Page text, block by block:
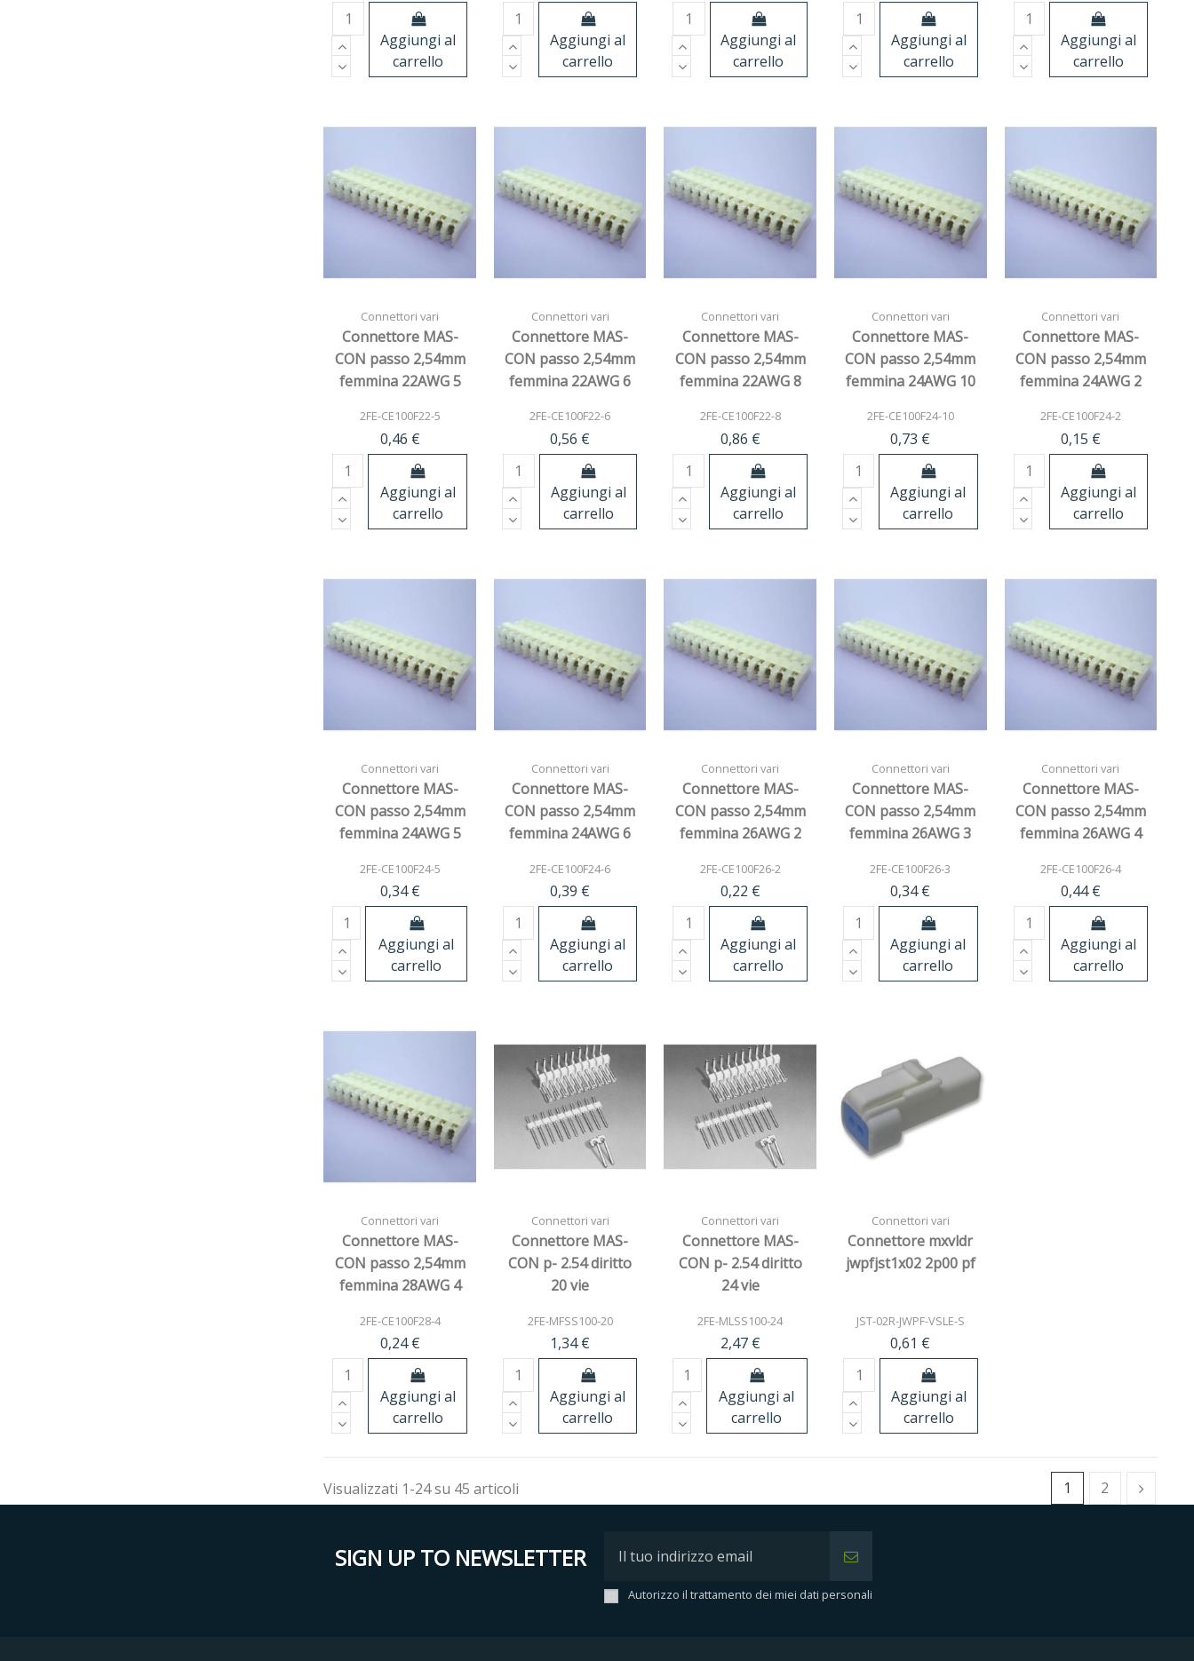
Aggiungi al
carrello
Aggiungi al
carrello
Aggiungi al
carrello
Aggiungi al
carrello
Aggiungi al
carrello
Connettori vari
Connettore MAS-
CON passo 2,54mm
femmina 22AWG 5
2FE-CE100F22-5
0,46 €
Aggiungi al
carrello
Connettori vari
Connettore MAS-
CON passo 2,54mm
femmina 22AWG 6
2FE-CE100F22-6
0,56 €
Aggiungi al
carrello
Connettori vari
Connettore MAS-
CON passo 2,54mm
femmina 22AWG 8
2FE-CE100F22-8
0,86 €
Aggiungi al
carrello
Connettori vari
Connettore MAS-
CON passo 2,54mm
femmina 24AWG 10
2FE-CE100F24-10
0,73 €
Aggiungi al
carrello
Connettori vari
Connettore MAS-
CON passo 2,54mm
femmina 24AWG 2
2FE-CE100F24-2
0,15 €
Aggiungi al
carrello
Connettori vari
Connettore MAS-
CON passo 2,54mm
femmina 24AWG 5
2FE-CE100F24-5
0,34 €
Aggiungi al
carrello
Connettori vari
Connettore MAS-
CON passo 2,54mm
femmina 24AWG 6
2FE-CE100F24-6
0,39 €
Aggiungi al
carrello
Connettori vari
Connettore MAS-
CON passo 2,54mm
femmina 26AWG 2
2FE-CE100F26-2
0,22 €
Aggiungi al
carrello
Connettori vari
Connettore MAS-
CON passo 2,54mm
femmina 26AWG 3
2FE-CE100F26-3
0,34 €
Aggiungi al
carrello
Connettori vari
Connettore MAS-
CON passo 2,54mm
femmina 26AWG 4
2FE-CE100F26-4
0,44 €
Aggiungi al
carrello
Connettori vari
Connettore MAS-
CON passo 2,54mm
femmina 28AWG 4
2FE-CE100F28-4
0,24 €
Aggiungi al
carrello
Connettori vari
Connettore MAS-
CON p- 2.54 diritto
20 vie
2FE-MFSS100-20
1,34 €
Aggiungi al
carrello
Connettori vari
Connettore MAS-
CON p- 2.54 diritto
24 vie
2FE-MLSS100-24
2,47 €
Aggiungi al
carrello
Connettori vari
Connettore mxvldr
jwpfjst1x02 2p00 pf
JST-02R-JWPF-VSLE-S
0,61 €
Aggiungi al
carrello
Visualizzati 1-24 su 45 articoli 1 2
SIGN UP TO NEWSLETTER
Autorizzo il trattamento dei miei dati personali